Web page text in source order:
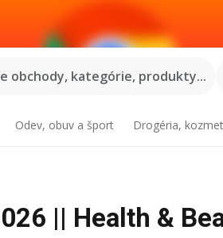
obchody, kategórie, produkty...
Odev, obuv a šport Drogéria,
|| Health &